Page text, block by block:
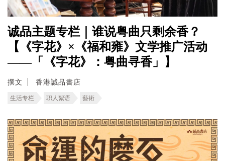
诚品主题专栏｜谁说粤曲只剩余香？
【《字花》×《福和雍》文学推广活动
——「《字花》：粤曲寻香」】
撰文 香港誠品書店
生活专栏 职人絮语 藝術